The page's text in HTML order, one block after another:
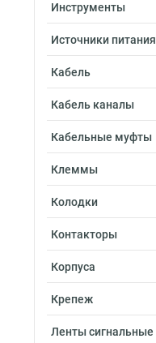
Инструменты
Источники питания
Кабель
Кабель каналы
Кабельные муфты
Клеммы
Колодки
Контакторы
Корпуса
Крепеж
Ленты сигнальные